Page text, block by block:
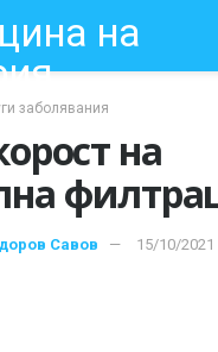
заболявания
на
Савов 15/10/2021